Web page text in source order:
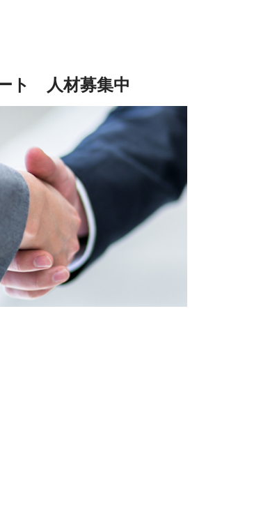
ト 人材募集中